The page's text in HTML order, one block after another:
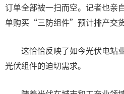
订单全部被一扫而空。记者也亲
单购买“三防组件”预计排产交
这恰恰反映了如今光伏电站
光伏组件的迫切需求。